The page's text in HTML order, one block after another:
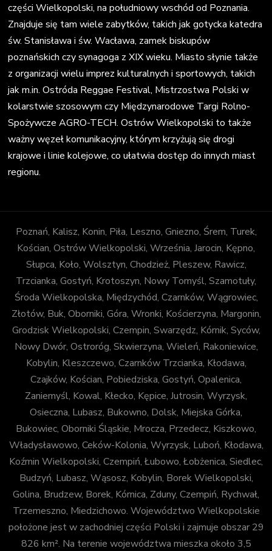
części Wielkopolski, na południowy wschód od Poznania.
Znajduje się tam wiele zabytków, takich jak gotycka katedra
św. Stanisława i św. Wacława, zamek biskupów
poznańskich czy synagoga z XIX wieku. Miasto słynie także
z organizacji wielu imprez kulturalnych i sportowych, takich
jak m.in. Ostróda Reggae Festival, Mistrzostwa Polski w
kolarstwie szosowym czy Międzynarodowe Targi Rolno-
Spożywcze AGRO-TECH. Ostrów Wielkopolski to także
ważny węzeł komunikacyjny, którym krzyżują się drogi
krajowe i linie kolejowe, co ułatwia dostęp do innych miast
regionu.
Poznań, Kalisz, Konin, Piła, Leszno, Gniezno, Śrem, Turek,
Kościan, Ostrów Wielkopolski, Września, Jarocin, Kępno,
Słupca, Koło, Wolsztyn, Chodzież, Pleszew, Rawicz,
Trzcianka, Gostyń, Krotoszyn, Nowy Tomyśl, Szamotuły,
Środa Wielkopolska, Międzychód, Czarnków, Wągrowiec,
Złotów, Buk, Oborniki, Góra, Wronki, Kościerzyna, Margonin,
Grodzisk Wielkopolski, Czempin, Swarzędz, Kórnik, Syców,
Nowy Dwór, Ostroróg, Skwierzyna, Wieleń, Rakoniewice,
Kobylin, Kleszczewo, Czarnków Trzcianka, Kłodawa,
Czajków, Kościan, Pobiedziska, Gostyń, Opalenica,
Zaniemyśl, Kowal, Kłecko, Kępice, Jutrosin, Wyrzysk,
Osieczna, Lubasz, Bukowno, Dolsk, Miejska Górka,
Bukowiec, Oborniki Śląskie, Mrocza, Przedecz, Kiszkowo,
Władysławowo, Ceków-Kolonia, Wyrzysk, Luboń, Kłodawa,
Koźmin Wielkopolski, Czempiń, Łubowo, Łobżenica, Siedlec,
Budzyń, Lubasz, Wąsosz, Kobylin, Borek Wielkopolski,
Golina, Brudzew, Borek, Kórnica, Zduny, Czempiń, Rychwał,
Trzemeszno, Miedzichowo. Województwo Wielkopolskie
położone jest w zachodniej części Polski i zajmuje obszar 29
826 km². Na terenie województwa mieszka około 3,5